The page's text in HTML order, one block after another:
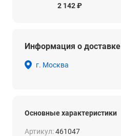
2 142 ₽
Информация о доставке
г. Москва
Основные характеристики
Артикул:461047